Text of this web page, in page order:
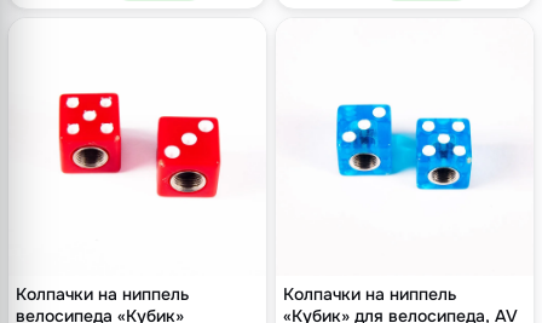
Колпачки на ниппель
велосипеда «Кубик»
Колпачки на ниппель
«Кубик» для велосипеда, AV